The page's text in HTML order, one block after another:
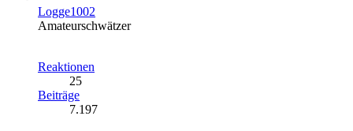
Logge1002
Amateurschwätzer
Reaktionen
25
Beiträge
7.197